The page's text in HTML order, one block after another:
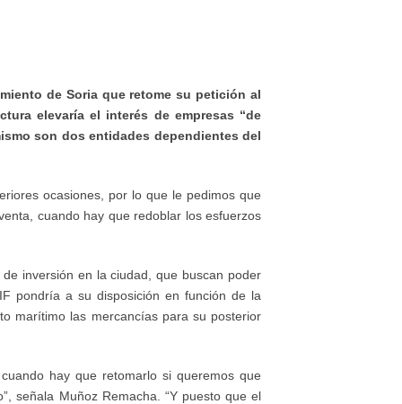
de Soria que retome su petición al
elevaría el interés de empresas “de
son dos entidades dependientes del
ocasiones, por lo que le pedimos que
cuando hay que redoblar los esfuerzos
inversión en la ciudad, que buscan poder
pondría a su disposición en función de la
marítimo las mercancías para su posterior
hay que retomarlo si queremos que
señala Muñoz Remacha. “Y puesto que el